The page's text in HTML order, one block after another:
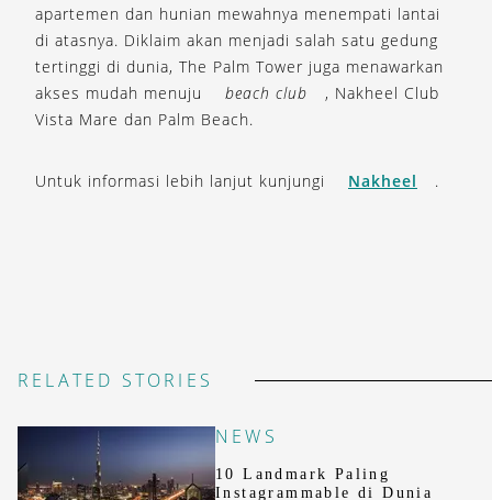
apartemen dan hunian mewahnya menempati lantai
di atasnya. Diklaim akan menjadi salah satu gedung
tertinggi di dunia, The Palm Tower juga menawarkan
akses mudah menuju
beach club
, Nakheel Club
Vista Mare dan Palm Beach.
Untuk informasi lebih lanjut kunjungi Nakheel .
RELATED STORIES
NEWS
10 Landmark Paling
Instagrammable di Dunia